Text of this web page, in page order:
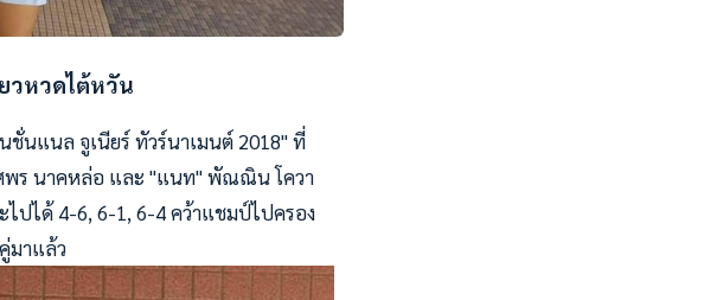
วหวดไต้หวัน
ชั่นแนล จูเนียร์ ทัวร์นาเมนต์ 2018" ที่
พร นาคหล่อ และ "แนท" พัณณิน โควา
ปได้ 4-6, 6-1, 6-4 คว้าแชมป์ไปครอง
มาแล้ว